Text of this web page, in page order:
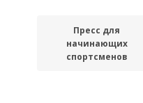
Пресс для
начинающих
спортсменов